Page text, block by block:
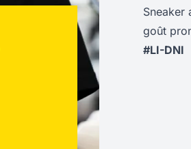
Sneaker
goût
#LI-DNI